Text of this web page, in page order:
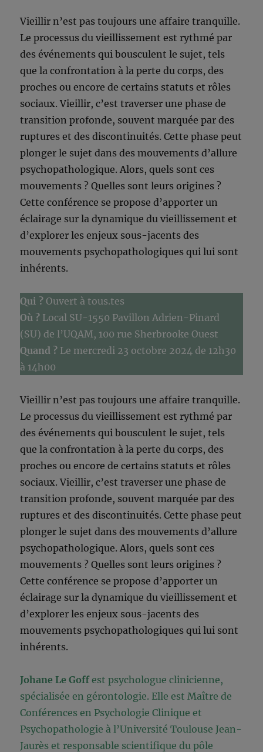
Vieillir n’est pas toujours une affaire tranquille.
Le processus du vieillissement est rythmé par
des événements qui bousculent le sujet, tels
que la confrontation à la perte du corps, des
proches ou encore de certains statuts et rôles
sociaux. Vieillir, c’est traverser une phase de
transition profonde, souvent marquée par des
ruptures et des discontinuités. Cette phase peut
plonger le sujet dans des mouvements d’allure
psychopathologique. Alors, quels sont ces
mouvements ? Quelles sont leurs origines ?
Cette conférence se propose d’apporter un
éclairage sur la dynamique du vieillissement et
d’explorer les enjeux sous-jacents des
mouvements psychopathologiques qui lui sont
inhérents.
Qui ? Ouvert à tous.tes
Où ? Local SU-1550 Pavillon Adrien-Pinard
(SU) de l’UQAM, 100 rue Sherbrooke Ouest
Quand ? Le mercredi 23 octobre 2024 de 12h30
à 14h00
Vieillir n’est pas toujours une affaire tranquille.
Le processus du vieillissement est rythmé par
des événements qui bousculent le sujet, tels
que la confrontation à la perte du corps, des
proches ou encore de certains statuts et rôles
sociaux. Vieillir, c’est traverser une phase de
transition profonde, souvent marquée par des
ruptures et des discontinuités. Cette phase peut
plonger le sujet dans des mouvements d’allure
psychopathologique. Alors, quels sont ces
mouvements ? Quelles sont leurs origines ?
Cette conférence se propose d’apporter un
éclairage sur la dynamique du vieillissement et
d’explorer les enjeux sous-jacents des
mouvements psychopathologiques qui lui sont
inhérents.
Johane Le Goffest psychologue clinicienne,
spécialisée en gérontologie. Elle est Maître de
Conférences en Psychologie Clinique et
Psychopathologie à l’Université Toulouse Jean-
Jaurès et responsable scientifique du pôle